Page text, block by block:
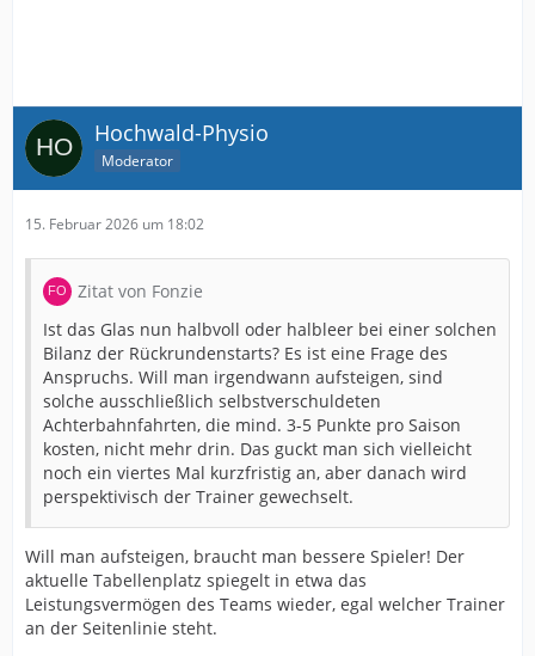
Hochwald-Physio
Moderator
15. Februar 2026 um 18:02
Zitat von Fonzie
Ist das Glas nun halbvoll oder halbleer bei einer solchen
Bilanz der Rückrundenstarts? Es ist eine Frage des
Anspruchs. Will man irgendwann aufsteigen, sind
solche ausschließlich selbstverschuldeten
Achterbahnfahrten, die mind. 3-5 Punkte pro Saison
kosten, nicht mehr drin. Das guckt man sich vielleicht
noch ein viertes Mal kurzfristig an, aber danach wird
perspektivisch der Trainer gewechselt.
Will man aufsteigen, braucht man bessere Spieler! Der
aktuelle Tabellenplatz spiegelt in etwa das
Leistungsvermögen des Teams wieder, egal welcher Trainer
an der Seitenlinie steht.